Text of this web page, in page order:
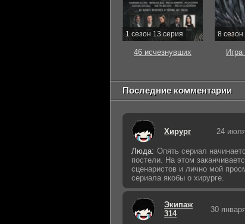
1 сезон 13 серия
46 исчезнувших
8 сезон
Последние комментарии
Хирург 24
Люда: Опять сериал
постели. На этом
сценаристов и лично мой
сериала якобы о хирурге.
Экипаж
314
30